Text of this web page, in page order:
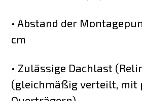
• Abstand der
cm
• Zulässige Dachlast
(gleichmäßig verteilt, mit